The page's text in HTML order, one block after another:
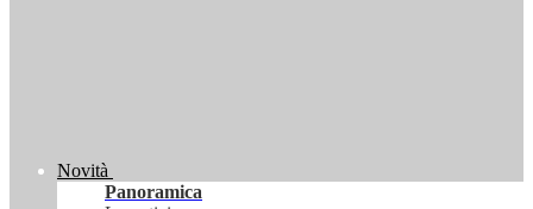
Novità
Panoramica